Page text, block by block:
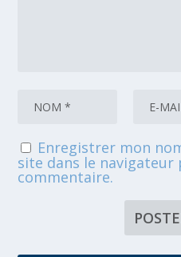
Enregistrer mon
site dans le
commentaire.